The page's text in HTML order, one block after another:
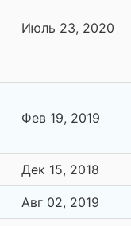
Июль 23, 2020
Фев 19, 2019
Дек 15, 2018
Авг 02, 2019